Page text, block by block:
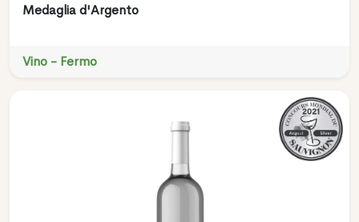
Medaglia d'Argento
Vino - Fermo